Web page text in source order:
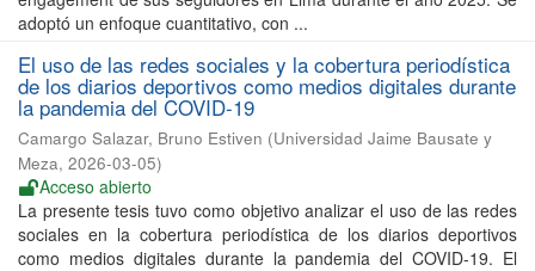
adoptó un enfoque cuantitativo, con ...
El uso de las redes sociales y la cobertura periodística
de los diarios deportivos como medios digitales durante
la pandemia del COVID-19
Camargo Salazar, Bruno Estiven (Universidad Jaime Bausate y
Meza, 2026-03-05)
Acceso abierto
La presente tesis tuvo como objetivo analizar el uso de las redes
sociales en la cobertura periodística de los diarios deportivos
como medios digitales durante la pandemia del COVID-19. El